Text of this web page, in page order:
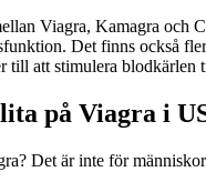
Viagra, Kamagra
Det finns också
till att stimulera
på Viagra i
Det är inte för